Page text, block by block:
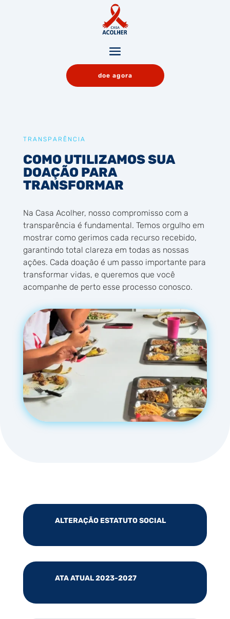
doe agora
TRANSPARÊNCIA
COMO UTILIZAMOS SUA
DOAÇÃO PARA
TRANSFORMAR
Na Casa Acolher, nosso compromisso com a
transparência é fundamental. Temos orgulho em
mostrar como gerimos cada recurso recebido,
garantindo total clareza em todas as nossas
ações. Cada doação é um passo importante para
transformar vidas, e queremos que você
acompanhe de perto esse processo conosco.
ALTERAÇÃO ESTATUTO SOCIAL
ATA ATUAL 2023-2027